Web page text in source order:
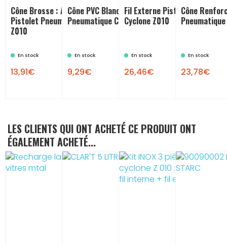
Cône Brosse : Accessoire Pour
Pistolet Pneumatique Cyclone
Z010
En stock
13,91€
Cône PVC Blanc Pour Pistolet
Pneumatique Cyclone Z010
En stock
9,29€
Fil Externe Pistolet
Cyclone Z010
En stock
26,46€
Cône
En stock
23,78€
LES CLIENTS QUI ONT ACHETÉ CE PRODUIT ONT
ÉGALEMENT ACHETÉ...